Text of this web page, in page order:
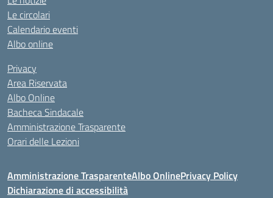
Le circolari
Calendario eventi
Albo online
Privacy
Area Riservata
Albo Online
Bacheca Sindacale
Amministrazione Trasparente
Orari delle Lezioni
Amministrazione TrasparenteAlbo OnlinePrivacy Policy
Dichiarazione di accessibilità